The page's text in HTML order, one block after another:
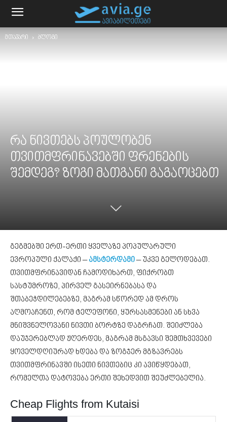
მთავარი ბლოგი
რა ნივთებს პოულობენ
თვითმფრინავებში ფრენების
შემდეგ? ზოგი მათგანი გაგაოცებთ
გეგმებში ერთ-ერთი ყველაზე პოპულარული
ევროპული ქალაქი –ამსტერდამი– უკვე გელოდებათ.
თვითმფრინავიდან ჩამოდიხართ, ფიქრობთ
სასტუმროზე, პირველ გასეირნებასა და
შთაბეჭდილებებზე, მაგრამ სწორედ ამ დროს
აღმოაჩენთ, რომ ტელეფონი, ყურსასმენები ან სხვა
მნიშვნელოვანი ნივთი ბორტზე დაგრჩათ. შეიძლება
დაუჯერებლად ჟღერდეს, მაგრამ მსგავსი შემთხვევები
ყოველდღიურად ხდება და ზოგჯერ მგზავრებს
თვითმფრინავში ისეთი ნივთებიც კი ავიწყდებათ,
რომელთა დატოვება ერთი შეხედვით შეუძლებელია.
Cheap Flights from Kutaisi